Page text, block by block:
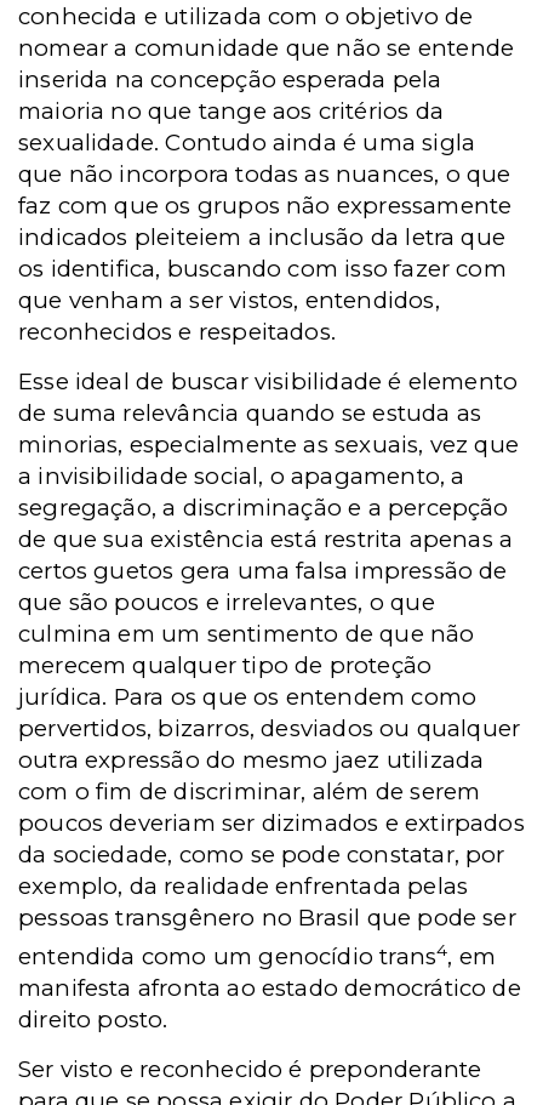
conhecida e utilizada com o objetivo de
nomear a comunidade que não se entende
inserida na concepção esperada pela
maioria no que tange aos critérios da
sexualidade. Contudo ainda é uma sigla
que não incorpora todas as nuances, o que
faz com que os grupos não expressamente
indicados pleiteiem a inclusão da letra que
os identifica, buscando com isso fazer com
que venham a ser vistos, entendidos,
reconhecidos e respeitados.
Esse ideal de buscar visibilidade é elemento
de suma relevância quando se estuda as
minorias, especialmente as sexuais, vez que
a invisibilidade social, o apagamento, a
segregação, a discriminação e a percepção
de que sua existência está restrita apenas a
certos guetos gera uma falsa impressão de
que são poucos e irrelevantes, o que
culmina em um sentimento de que não
merecem qualquer tipo de proteção
jurídica. Para os que os entendem como
pervertidos, bizarros, desviados ou qualquer
outra expressão do mesmo jaez utilizada
com o fim de discriminar, além de serem
poucos deveriam ser dizimados e extirpados
da sociedade, como se pode constatar, por
exemplo, da realidade enfrentada pelas
pessoas transgênero no Brasil que pode ser
entendida como um genocídio trans4, em
manifesta afronta ao estado democrático de
direito posto.
Ser visto e reconhecido é preponderante